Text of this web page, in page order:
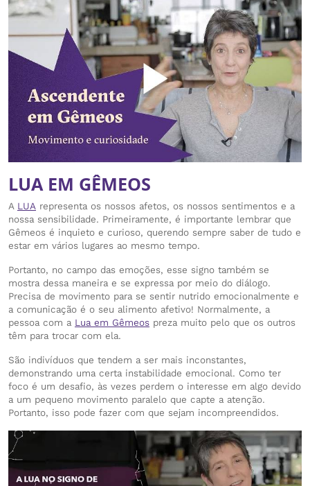
LUA EM GÊMEOS
A LUA representa os nossos afetos, os nossos sentimentos e a
nossa sensibilidade. Primeiramente, é importante lembrar que
Gêmeos é inquieto e curioso, querendo sempre saber de tudo e
estar em vários lugares ao mesmo tempo.
Portanto, no campo das emoções, esse signo também se
mostra dessa maneira e se expressa por meio do diálogo.
Precisa de movimento para se sentir nutrido emocionalmente e
a comunicação é o seu alimento afetivo! Normalmente, a
pessoa com a Lua em Gêmeos preza muito pelo que os outros
têm para trocar com ela.
São indivíduos que tendem a ser mais inconstantes,
demonstrando uma certa instabilidade emocional. Como ter
foco é um desafio, às vezes perdem o interesse em algo devido
a um pequeno movimento paralelo que capte a atenção.
Portanto, isso pode fazer com que sejam incompreendidos.